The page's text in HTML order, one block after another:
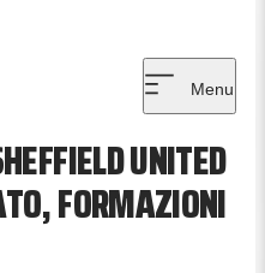
Menu
UNITED
FORMAZIONI